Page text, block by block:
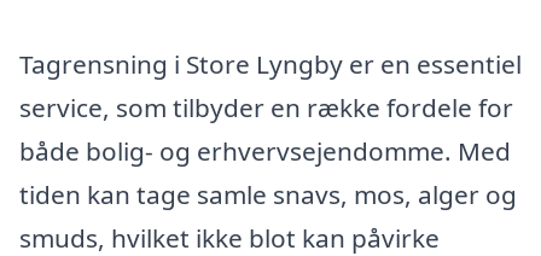
Tagrensning i Store Lyngby er en essentiel
service, som tilbyder en række fordele for
både bolig- og erhvervsejendomme. Med
tiden kan tage samle snavs, mos, alger og
smuds, hvilket ikke blot kan påvirke